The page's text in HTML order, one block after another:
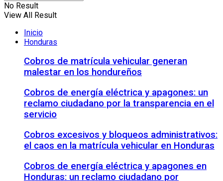
No Result
View All Result
Inicio
Honduras
Cobros de matrícula vehicular generan
malestar en los hondureños
Cobros de energía eléctrica y apagones: un
reclamo ciudadano por la transparencia en el
servicio
Cobros excesivos y bloqueos administrativos:
el caos en la matrícula vehicular en Honduras
Cobros de energía eléctrica y apagones en
Honduras: un reclamo ciudadano por